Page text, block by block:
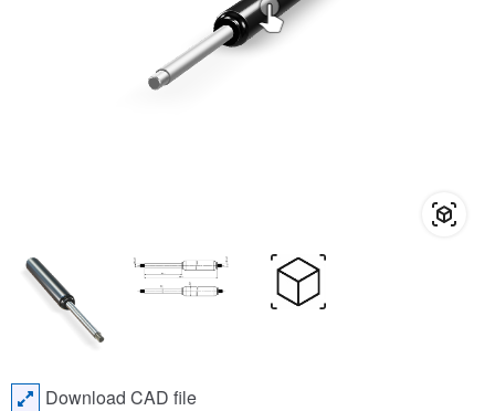
Download CAD file